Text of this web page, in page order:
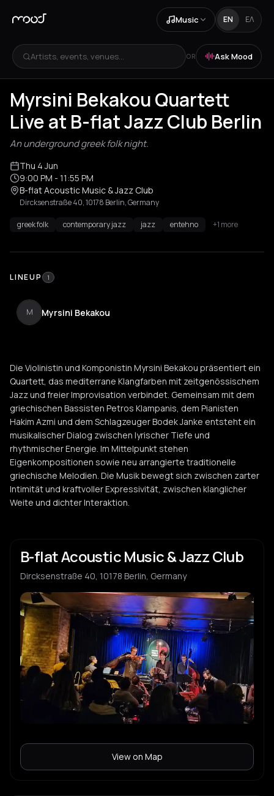
Music EN ΕΛ
Artists, events, venues... OR Ask Mood
Myrsini Bekakou Quartett
Live at B-flat Jazz Club Berlin
An underground greek folk night.
Thu 4 Jun
9:00 PM - 11:55 PM
B-flat Acoustic Music & Jazz Club
Dircksenstraße 40, 10178 Berlin, Germany
greek folk contemporary jazz jazz entehno +1 more
LINEUP 1
M Myrsini Bekakou
Die Violinistin und Komponistin Myrsini Bekakou präsentiert ein
Quartett, das mediterrane Klangfarben mit zeitgenössischem
Jazz und freier Improvisation verbindet. Gemeinsam mit dem
griechischen Bassisten Petros Klampanis, dem Pianisten
Hakim Azmi und dem Schlagzeuger Bodek Janke entsteht ein
musikalischer Dialog zwischen lyrischer Tiefe und
rhythmischer Energie. Im Mittelpunkt stehen
Eigenkompositionen sowie neu arrangierte traditionelle
griechische Melodien. Die Musik bewegt sich zwischen zarter
Intimität und kraftvoller Expressivität, zwischen klanglicher
Weite und dichter Interaktion.
B-flat Acoustic Music & Jazz Club
Dircksenstraße 40, 10178 Berlin, Germany
View on Map